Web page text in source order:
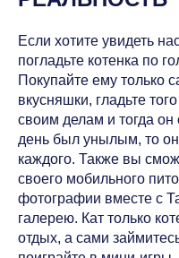
Если хотите увидеть
погладьте котенка по
Покупайте ему только
вкусняшки, гладьте
своим делам и тогда он
день был унылым, то он
каждого. Также вы
своего мобильного
фотографии вместе с
галерею. Кат только
отдых, а сами